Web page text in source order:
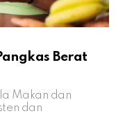
Berat
Makan dan
dan